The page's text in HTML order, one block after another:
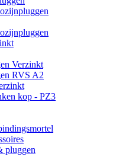
Verzinkt
RVS A2
kop - PZ3
pluggen